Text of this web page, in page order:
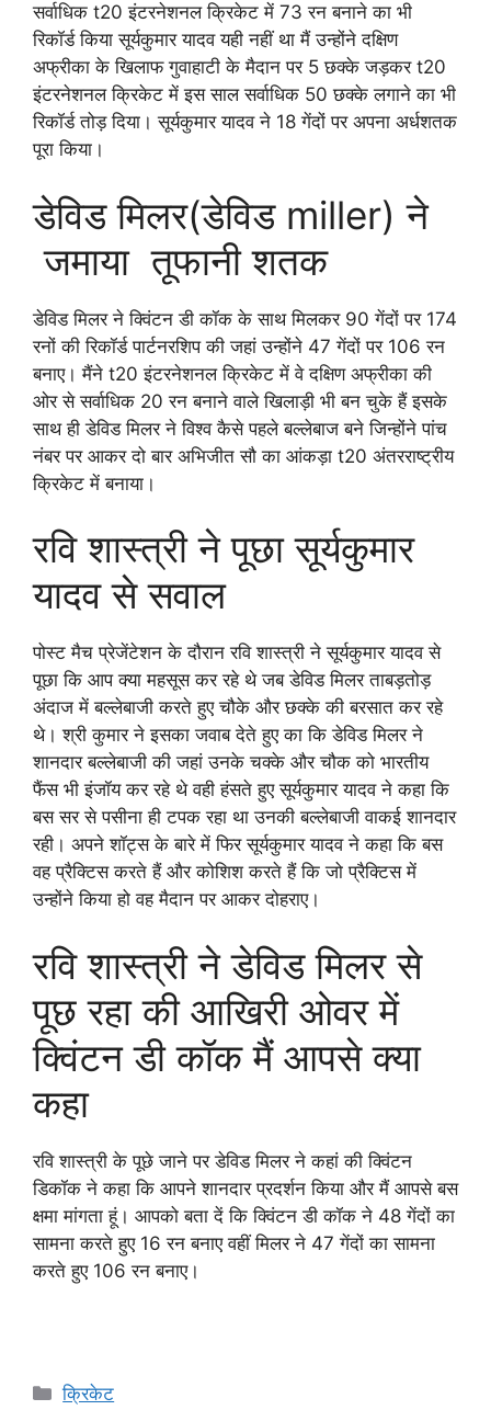
सर्वाधिक t20 इंटरनेशनल क्रिकेट में 73 रन बनाने का भी
रिकॉर्ड किया सूर्यकुमार यादव यही नहीं था मैं उन्होंने दक्षिण
अफ्रीका के खिलाफ गुवाहाटी के मैदान पर 5 छक्के जड़कर t20
इंटरनेशनल क्रिकेट में इस साल सर्वाधिक 50 छक्के लगाने का भी
रिकॉर्ड तोड़ दिया। सूर्यकुमार यादव ने 18 गेंदों पर अपना अर्धशतक
पूरा किया।
डेविड मिलर(डेविड miller) ने
जमाया तूफानी शतक
डेविड मिलर ने क्विंटन डी कॉक के साथ मिलकर 90 गेंदों पर 174
रनों की रिकॉर्ड पार्टनरशिप की जहां उन्होंने 47 गेंदों पर 106 रन
बनाए। मैंने t20 इंटरनेशनल क्रिकेट में वे दक्षिण अफ्रीका की
ओर से सर्वाधिक 20 रन बनाने वाले खिलाड़ी भी बन चुके हैं इसके
साथ ही डेविड मिलर ने विश्व कैसे पहले बल्लेबाज बने जिन्होंने पांच
नंबर पर आकर दो बार अभिजीत सौ का आंकड़ा t20 अंतरराष्ट्रीय
क्रिकेट में बनाया।
रवि शास्त्री ने पूछा सूर्यकुमार
यादव से सवाल
पोस्ट मैच प्रेजेंटेशन के दौरान रवि शास्त्री ने सूर्यकुमार यादव से
पूछा कि आप क्या महसूस कर रहे थे जब डेविड मिलर ताबड़तोड़
अंदाज में बल्लेबाजी करते हुए चौके और छक्के की बरसात कर रहे
थे। श्री कुमार ने इसका जवाब देते हुए का कि डेविड मिलर ने
शानदार बल्लेबाजी की जहां उनके चक्के और चौक को भारतीय
फैंस भी इंजॉय कर रहे थे वही हंसते हुए सूर्यकुमार यादव ने कहा कि
बस सर से पसीना ही टपक रहा था उनकी बल्लेबाजी वाकई शानदार
रही। अपने शॉट्स के बारे में फिर सूर्यकुमार यादव ने कहा कि बस
वह प्रैक्टिस करते हैं और कोशिश करते हैं कि जो प्रैक्टिस में
उन्होंने किया हो वह मैदान पर आकर दोहराए।
रवि शास्त्री ने डेविड मिलर से
पूछ रहा की आखिरी ओवर में
क्विंटन डी कॉक मैं आपसे क्या
कहा
रवि शास्त्री के पूछे जाने पर डेविड मिलर ने कहां की क्विंटन
डिकॉक ने कहा कि आपने शानदार प्रदर्शन किया और मैं आपसे बस
क्षमा मांगता हूं। आपको बता दें कि क्विंटन डी कॉक ने 48 गेंदों का
सामना करते हुए 16 रन बनाए वहीं मिलर ने 47 गेंदों का सामना
करते हुए 106 रन बनाए।
Categories
क्रिकेट